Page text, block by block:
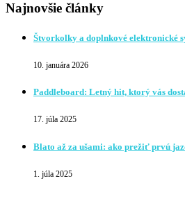
Najnovšie články
Štvorkolky a doplnkové elektronické
10. januára 2026
Paddleboard: Letný hit, ktorý vás
17. júla 2025
Blato až za ušami: ako prežiť prvú
1. júla 2025